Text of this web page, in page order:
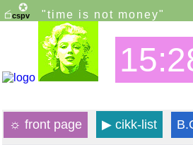
"time is not money"
☼ front page ▶cikk-list